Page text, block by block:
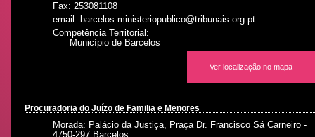
Fax: 253081108
email: barcelos.ministeriopublico@tribunais.org.pt
Competência Territorial:
Município de Barcelos
Ver localização no mapa
Procuradoria do Juízo de Familia e Menores
Morada: Palácio da Justiça, Praça Dr. Francisco Sá Carneiro -
4750-297 Barcelos